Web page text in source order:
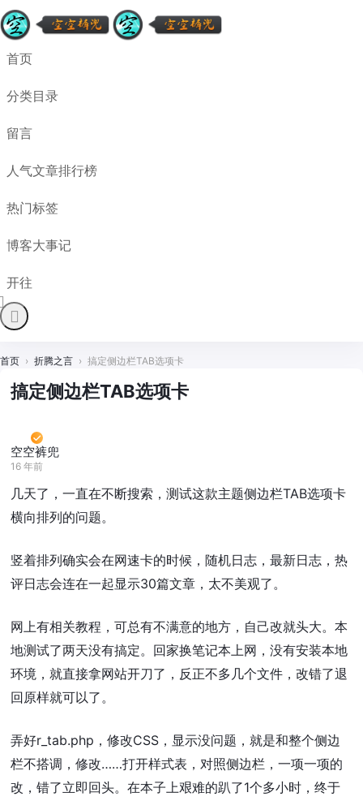
首页
分类目录
留言
人气文章排行榜
热门标签
博客大事记
开往
首页 › 折腾之言 › 搞定侧边栏TAB选项卡
搞定侧边栏TAB选项卡
空空裤兜
16 年前
几天了，一直在不断搜索，测试这款主题侧边栏TAB选项卡
横向排列的问题。
竖着排列确实会在网速卡的时候，随机日志，最新日志，热
评日志会连在一起显示30篇文章，太不美观了。
网上有相关教程，可总有不满意的地方，自己改就头大。本
地测试了两天没有搞定。回家换笔记本上网，没有安装本地
环境，就直接拿网站开刀了，反正不多几个文件，改错了退
回原样就可以了。
弄好r_tab.php，修改CSS，显示没问题，就是和整个侧边
栏不搭调，修改……打开样式表，对照侧边栏，一项一项的
改，错了立即回头。在本子上艰难的趴了1个多小时，终于